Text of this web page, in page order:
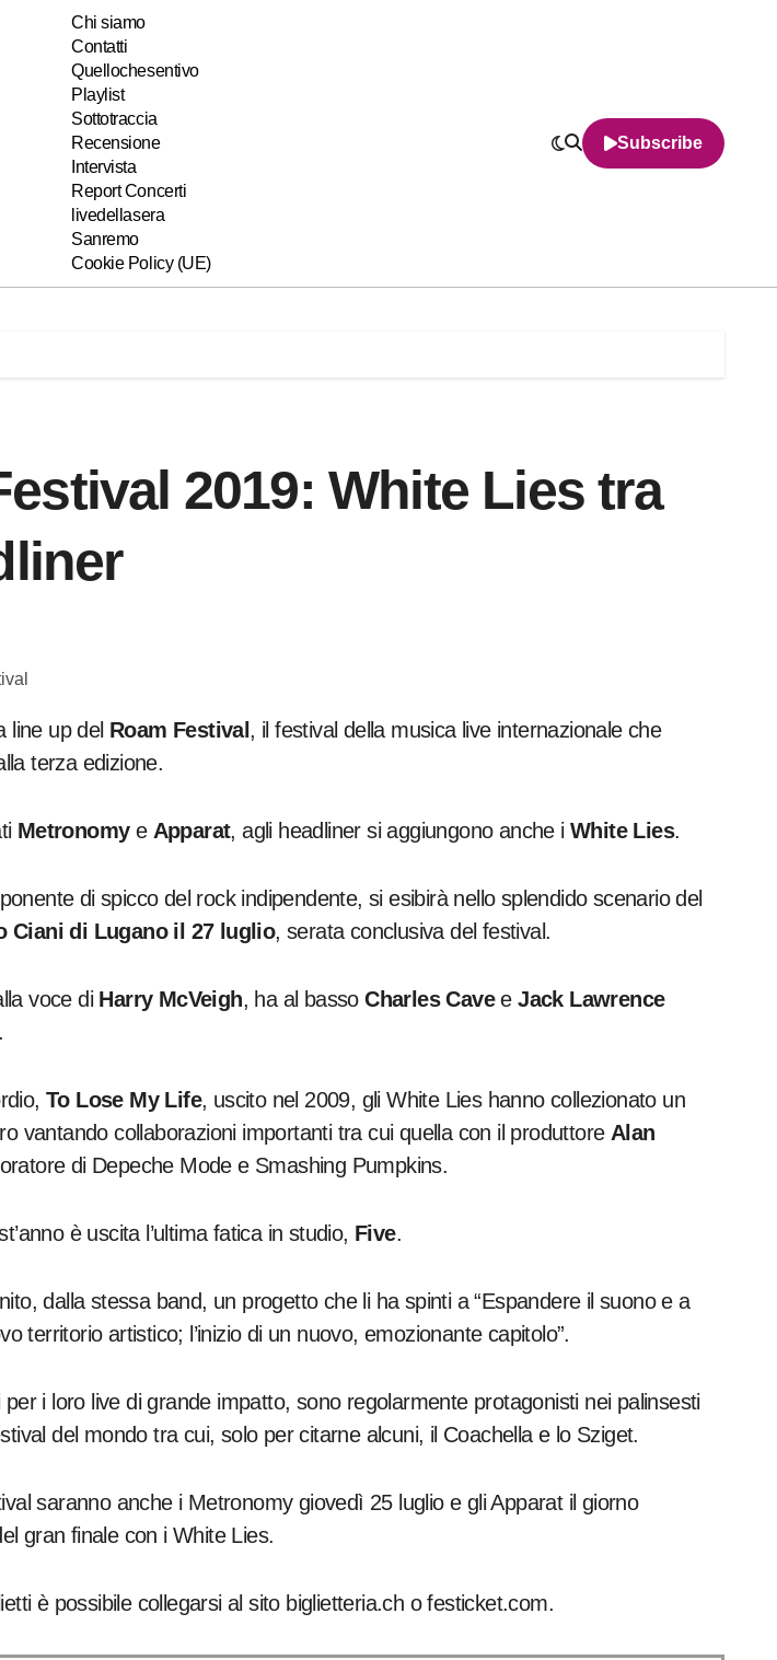
Chi siamo
Contatti
Quellochesentivo
Playlist
Sottotraccia
Recensione
Intervista
Report Concerti
livedellasera
Sanremo
Cookie Policy (UE)
Subscribe
2019: White Lies tra
line up del Roam Festival , il festival della musica live internazionale che
terza edizione.
Metronomye Apparat, agli headliner si aggiungono anche iWhite Lies.
di spicco del rock indipendente, si esibirà nello splendido scenario del
Ciani di Lugano il 27 luglio, serata conclusiva del festival.
voce di Harry McVeigh, ha al bassoCharles CaveeJack Lawrence
To Lose My Life, uscito nel 2009, gli White Lies hanno collezionato un
vantando collaborazioni importanti tra cui quella con il produttore Alan
di Depeche Mode e Smashing Pumpkins.
è uscita l’ultima fatica in studio, Five.
dalla stessa band, un progetto che li ha spinti a “Espandere il suono e a
territorio artistico; l’inizio di un nuovo, emozionante capitolo”.
i loro live di grande impatto, sono regolarmente protagonisti nei palinsesti
del mondo tra cui, solo per citarne alcuni, il Coachella e lo Sziget.
saranno anche i Metronomy giovedì 25 luglio e gli Apparat il giorno
gran finale con i White Lies.
è possibile collegarsi al sito biglietteria.ch o festicket.com.